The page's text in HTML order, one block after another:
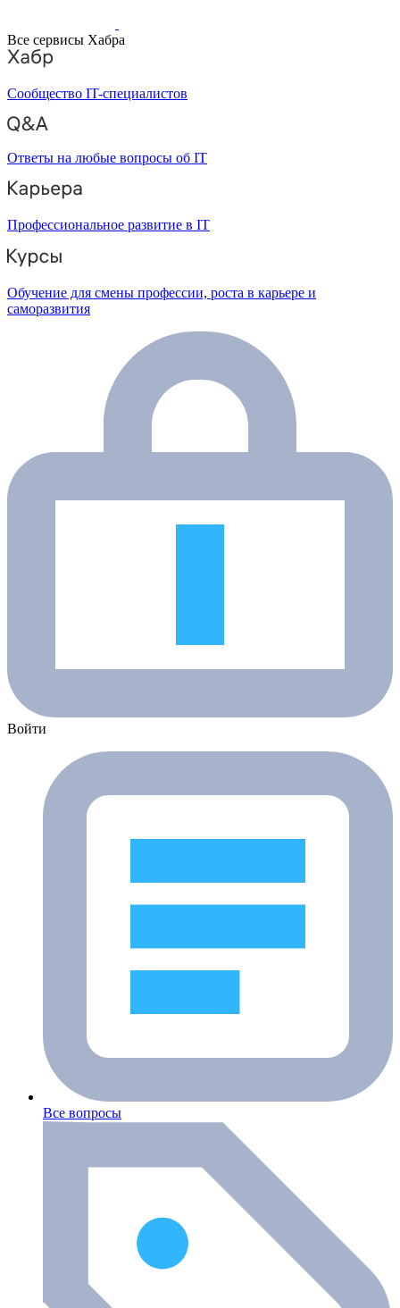
Все сервисы Хабра
Сообщество IT-специалистов
Ответы на любые вопросы об IT
Профессиональное развитие в IT
Обучение для смены профессии, роста в карьере и
саморазвития
Войти
Все вопросы